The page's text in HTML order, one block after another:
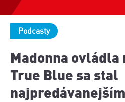
Podcasty
Madonna ovládla
True Blue sa stal